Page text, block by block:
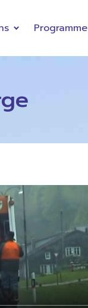
Programme